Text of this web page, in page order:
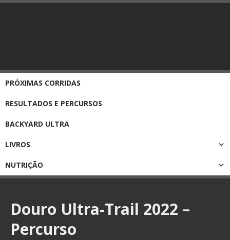
PRÓXIMAS CORRIDAS
RESULTADOS E PERCURSOS
BACKYARD ULTRA
LIVROS
NUTRIÇÃO
Douro Ultra-Trail 2022 –
Percurso